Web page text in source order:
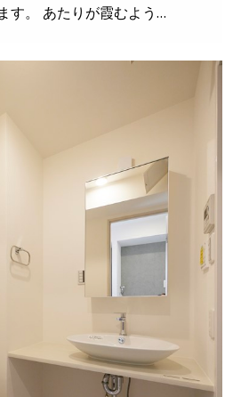
す。 あたりが霞むよう…